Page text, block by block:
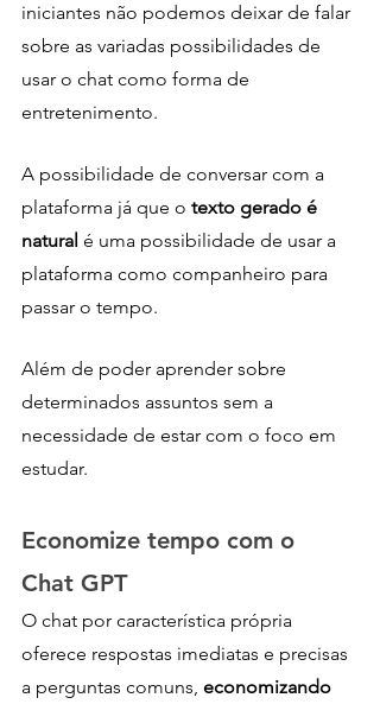
iniciantes não podemos deixar de falar
sobre as variadas possibilidades de
usar o chat como forma de
entretenimento.
A possibilidade de conversar com a
plataforma já que o texto gerado é
natural é uma possibilidade de usar a
plataforma como companheiro para
passar o tempo.
Além de poder aprender sobre
determinados assuntos sem a
necessidade de estar com o foco em
estudar.
Economize tempo com o
Chat GPT
O chat por característica própria
oferece respostas imediatas e precisas
a perguntas comuns, economizando